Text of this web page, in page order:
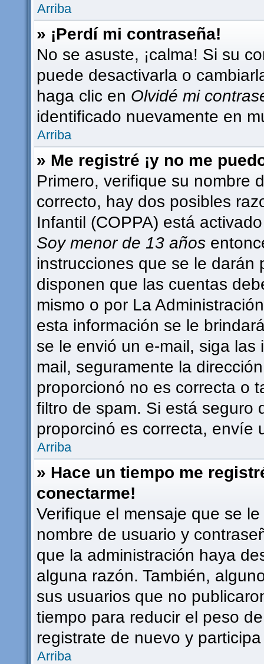
Arriba
» ¡Perdí mi contraseña!
No se asuste, ¡calma! Si su
puede desactivarla o
haga clic en Olvidé mi
identificado nuevamente en
Arriba
» Me registré ¡y no me
Primero, verifique su nombre
correcto, hay dos posibles
Infantil (COPPA) está
Soy menor de 13 años
instrucciones que se le darán
disponen que las cuentas
mismo o por La
esta información se le
se le envió un e-mail, siga
mail, seguramente la
proporcionó no es correcta o
filtro de spam. Si está seguro
proporcinó es correcta, envíe
Arriba
» Hace un tiempo me
conectarme!
Verifique el mensaje que se
nombre de usuario y
que la administración haya
alguna razón. También,
sus usuarios que no
tiempo para reducir el peso
registrate de nuevo y
Arriba